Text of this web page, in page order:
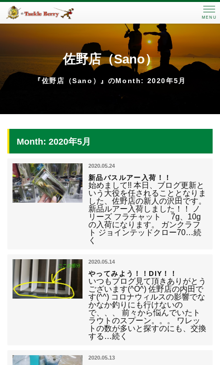
MENU
佐野店（Sano）
『佐野店（Sano）』のMonth: 2020年5月
Month: 2020年5月
2020.05.24
新品バスルアー入荷！！
始めまして!! 本日、ブログ更新と
いう大役を任されることとなりま
した、佐野店の新人の沢田です。
新品ルアー入荷しました！！ ノ
リーズ フラチャット 7g、10g
の入荷になります。 ガンクラフ
ト ジョインテッドクロー70…続
く
2020.05.14
やってみよう！！DIY！！
いつもブログ見て頂きありがとう
ございます(^O^) 佐野店の内田で
す(^^) コロナウィルスの影響でな
かなか釣りにも行けないの
で、、、 前々から悩んでいたト
ラウトのスプーン。。。 ワレッ
トの数が多いと探すのにも、交換
する…続く
2020.05.13